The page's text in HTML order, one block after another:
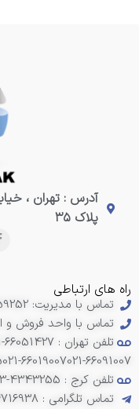
آدرس : تهران ،
پلاک ۳۵
راه های ارتباطی
تماس با مدیریت: 09121859252
تماس با واحد فروش و
تلفن تهران : 66051427-021
021-66091007
021-66019007
تلفن کرج : 4343255-0263
تماس تلگرامی : 09384716938